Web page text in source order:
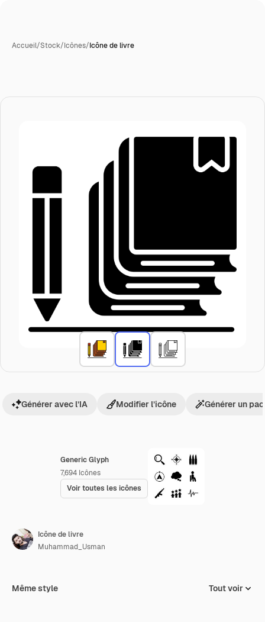
Accueil/Stock/Icônes/Icône de livre
Generic Glyph
7,694 Icônes
Voir toutes les icônes
Générer avec l’IA Modifier l’icône Générer un
Icône de livre
Muhammad_Usman
Même style Tout voir